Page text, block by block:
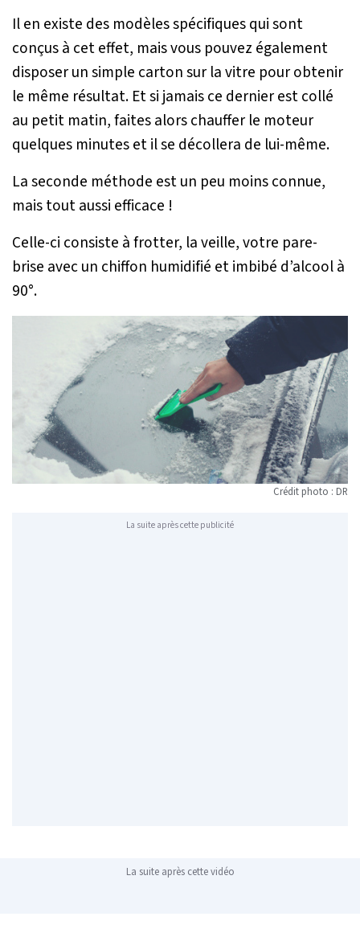
Il en existe des modèles spécifiques qui sont
conçus à cet effet, mais vous pouvez également
disposer un simple carton sur la vitre pour obtenir
le même résultat. Et si jamais ce dernier est collé
au petit matin, faites alors chauffer le moteur
quelques minutes et il se décollera de lui-même.
La seconde méthode est un peu moins connue,
mais tout aussi efficace !
Celle-ci consiste à frotter, la veille, votre pare-
brise avec un chiffon humidifié et imbibé d’alcool à
90°.
Crédit photo : DR
La suite après cette publicité
La suite après cette vidéo